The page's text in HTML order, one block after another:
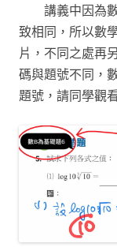
講義中因為數
致相同，所以數
片，不同之處再
碼與題號不同，
題號，請同學觀